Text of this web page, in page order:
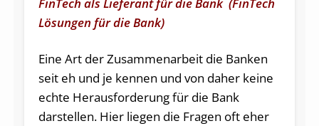
Lösungen für die Bank)
Eine Art der Zusammenarbeit die Banken
seit eh und je kennen und von daher keine
echte Herausforderung für die Bank
darstellen. Hier liegen die Fragen oft eher